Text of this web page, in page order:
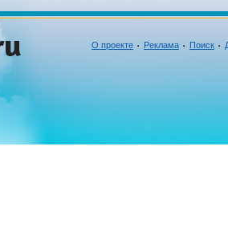
О проекте Реклама Поиск